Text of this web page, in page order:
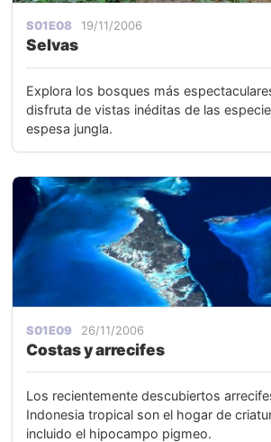
S01E08 19/11/2006
Selvas
Explora los bosques más
disfruta de vistas inéditas de las
espesa jungla.
S01E09 26/11/2006
Costas y arrecifes
Los recientemente descubiertos
Indonesia tropical son el hogar de
incluido el hipocampo pigmeo.